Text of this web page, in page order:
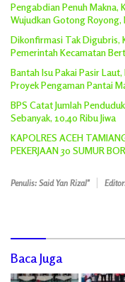
Pengabdian Penuh Makna,
Wujudkan Gotong Royong,
Dikonfirmasi Tak Digubris,
Pemerintah Kecamatan
Bantah Isu Pakai Pasir
Proyek Pengaman Pantai
BPS Catat Jumlah
Sebanyak, 10,40 Ribu Jiwa
KAPOLRES ACEH
PEKERJAAN 30 SUMUR
Penulis: Said Yan Rizal"
Baca Juga